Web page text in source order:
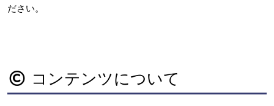
ださい。
コンテンツについて